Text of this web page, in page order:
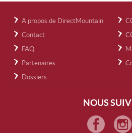
A propos de DirectMountain
Contact
FAQ
Partenaires
Dossiers
NOUS